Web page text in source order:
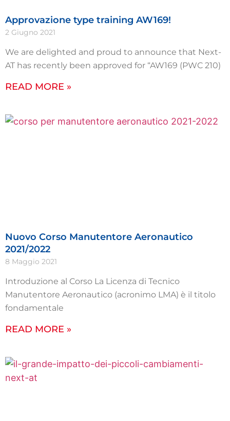
Approvazione type training AW169!
2 Giugno 2021
We are delighted and proud to announce that Next-
AT has recently been approved for “AW169 (PWC 210)
READ MORE »
Nuovo Corso Manutentore Aeronautico
2021/2022
8 Maggio 2021
Introduzione al Corso La Licenza di Tecnico
Manutentore Aeronautico (acronimo LMA) è il titolo
fondamentale
READ MORE »